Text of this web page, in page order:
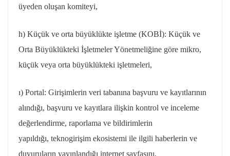
üyeden oluşan komiteyi,
h) Küçük ve orta büyüklükte işletme (KOBİ): Küçük ve
Orta Büyüklükteki İşletmeler Yönetmeliğine göre mikro,
küçük veya orta büyüklükteki işletmeleri,
ı) Portal: Girişimlerin veri tabanına başvuru ve kayıtlarının
alındığı, başvuru ve kayıtlara ilişkin kontrol ve inceleme
değerlendirme, raporlama ve bildirimlerin
yapıldığı, teknogirişim ekosistemi ile ilgili haberlerin ve
duyuruların yayınlandığı internet sayfasını,